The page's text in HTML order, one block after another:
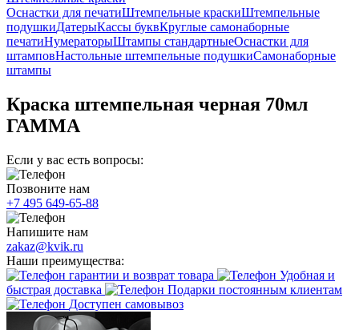
Оснастки для печатиШтемпельные краскиШтемпельные
подушкиДатерыКассы буквКруглые самонаборные
печатиНумераторыШтампы стандартныеОснастки для
штамповНастольные штемпельные подушкиСамонаборные
штампы
Краска штемпельная черная 70мл
ГАММА
Если у вас есть вопросы:
Позвоните нам
+7 495 649-65-88
Напишите нам
zakaz@kvik.ru
Наши преимущества:
гарантии и возврат товара
Удобная и
быстрая доставка
Подарки постоянным клиентам
Доступен самовывоз